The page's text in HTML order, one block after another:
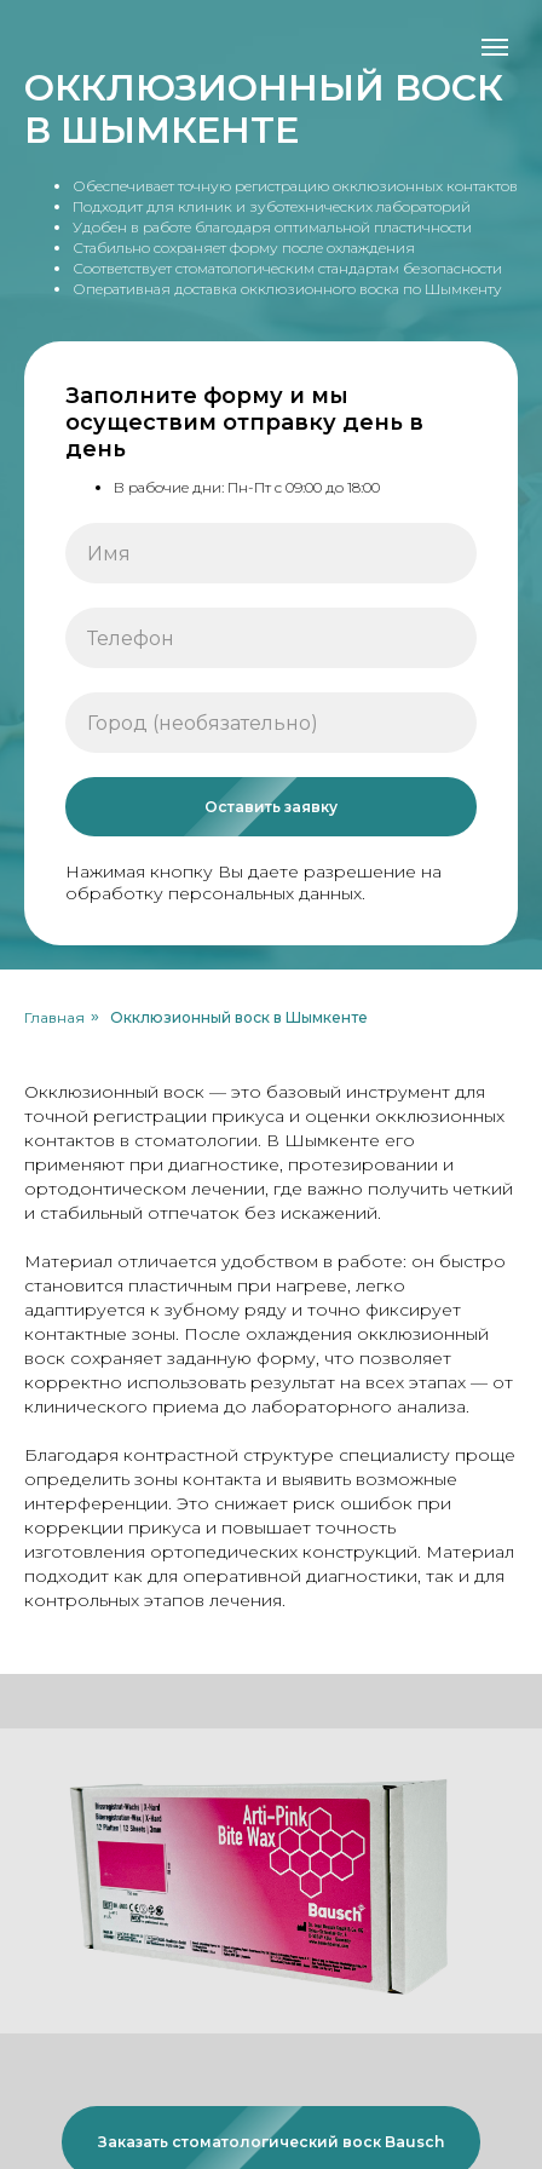
ОККЛЮЗИОННЫЙ ВОСК
В ШЫМКЕНТЕ
Обеспечивает точную регистрацию окклюзионных контактов
Подходит для клиник и зуботехнических лабораторий
Удобен в работе благодаря оптимальной пластичности
Стабильно сохраняет форму после охлаждения
Соответствует стоматологическим стандартам безопасности
Оперативная доставка окклюзионного воска по Шымкенту
Заполните форму и мы
осуществим отправку день в
день
В рабочие дни: Пн-Пт с 09:00 до 18:00
Оставить заявку
Нажимая кнопку Вы даете разрешение на
обработку персональных данных.
Главная » Окклюзионный воск в Шымкенте
Окклюзионный воск — это базовый инструмент для
точной регистрации прикуса и оценки окклюзионных
контактов в стоматологии. В Шымкенте его
применяют при диагностике, протезировании и
ортодонтическом лечении, где важно получить четкий
и стабильный отпечаток без искажений.
Материал отличается удобством в работе: он быстро
становится пластичным при нагреве, легко
адаптируется к зубному ряду и точно фиксирует
контактные зоны. После охлаждения окклюзионный
воск сохраняет заданную форму, что позволяет
корректно использовать результат на всех этапах — от
клинического приема до лабораторного анализа.
Благодаря контрастной структуре специалисту проще
определить зоны контакта и выявить возможные
интерференции. Это снижает риск ошибок при
коррекции прикуса и повышает точность
изготовления ортопедических конструкций. Материал
подходит как для оперативной диагностики, так и для
контрольных этапов лечения.
Заказать cтоматологический воск Bausch